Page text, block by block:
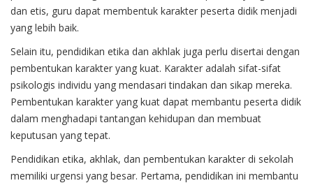
dan etis, guru dapat membentuk karakter peserta didik menjadi
yang lebih baik.
Selain itu, pendidikan etika dan akhlak juga perlu disertai dengan
pembentukan karakter yang kuat. Karakter adalah sifat-sifat
psikologis individu yang mendasari tindakan dan sikap mereka.
Pembentukan karakter yang kuat dapat membantu peserta didik
dalam menghadapi tantangan kehidupan dan membuat
keputusan yang tepat.
Pendidikan etika, akhlak, dan pembentukan karakter di sekolah
memiliki urgensi yang besar. Pertama, pendidikan ini membantu